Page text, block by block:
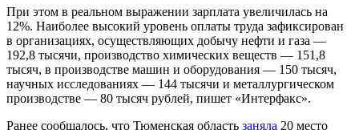
При этом в реальном выражении зарплата увеличилась на
12%. Наиболее высокий уровень оплаты труда зафиксирован
в организациях, осуществляющих добычу нефти и газа —
192,8 тысячи, производство химических веществ — 151,8
тысяч, в производстве машин и оборудования — 150 тысяч,
научных исследованиях — 144 тысячи и металлургическом
производстве — 80 тысяч рублей, пишет «Интерфакс».
Ранее сообщалось, что Тюменская область заняла 20 место